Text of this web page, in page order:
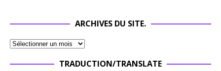
ARCHIVES DU SITE.
TRADUCTION/TRANSLATE